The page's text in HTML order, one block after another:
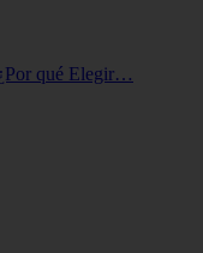
qué Elegir…